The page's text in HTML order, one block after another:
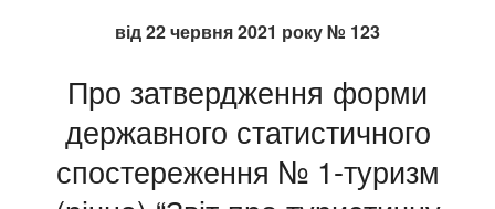
від 22 червня 2021 року № 123
Про затвердження форми
державного статистичного
спостереження № 1-туризм